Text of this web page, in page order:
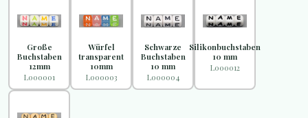
Große
Buchstaben
12mm
L000001
Würfel
transparent
10mm
L000003
Schwarze
Buchstaben
10 mm
L000004
Silikonbuchstaben
10 mm
L000012